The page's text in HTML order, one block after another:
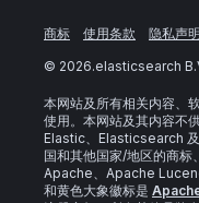
商标 使用条款 隐私声明
© 2026.elasticsearch
本网站及所有相关内容、
使用。本网站及其内容不
Elastic、Elasticsearch
国和其他国家/地区的商标
Apache、Apache
和黄色大象徽标是